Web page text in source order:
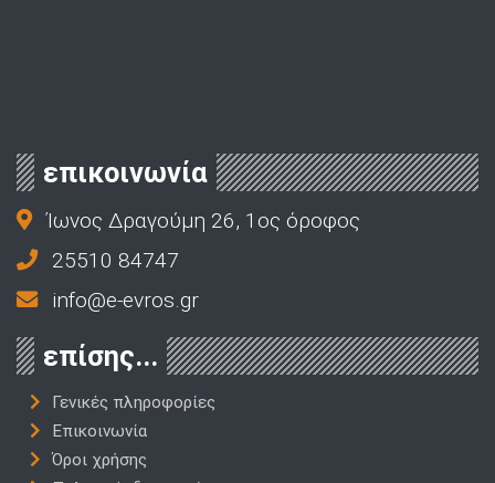
επικοινωνία
Ίωνος Δραγούμη 26, 1ος όροφος
25510 84747
info@e-evros.gr
επίσης...
Γενικές πληροφορίες
Επικοινωνία
Όροι χρήσης